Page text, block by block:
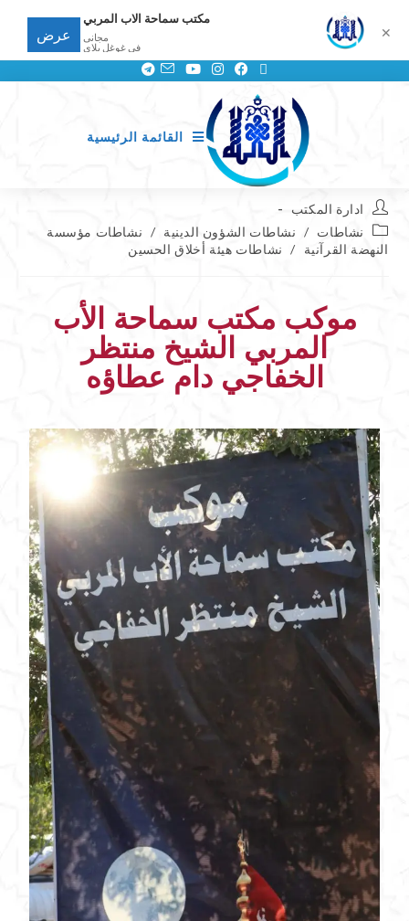
القائمة الرئيسية
ادارة المكتب
نشاطات / نشاطات الشؤون الدينية / نشاطات مؤسسة
النهضة القرآنية
/ نشاطات هيئة أخلاق الحسين
موكب مكتب سماحة الأب
المربي الشيخ منتظر
الخفاجي دام عطاؤه
✕
مكتب سماحة الاب المربي
مجانى
في غوغل بلاي
عرض